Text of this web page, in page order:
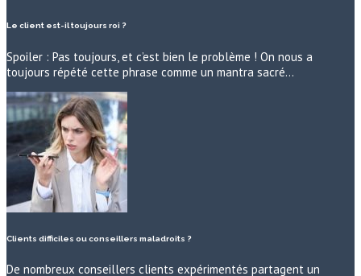
Le client est-il toujours roi ?
Spoiler : Pas toujours, et c’est bien le problème ! On nous a
toujours répété cette phrase comme un mantra sacré…
Clients difficiles ou conseillers maladroits ?
De nombreux conseillers clients expérimentés partagent un